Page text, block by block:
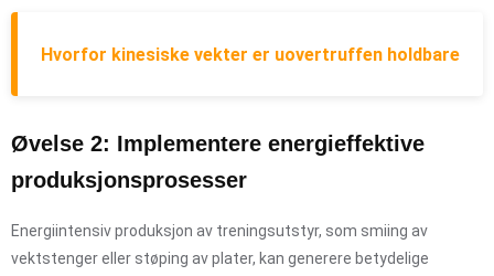
Hvorfor kinesiske vekter er uovertruffen holdbare
Øvelse 2: Implementere energieffektive
produksjonsprosesser
Energiintensiv produksjon av treningsutstyr, som smiing av
vektstenger eller støping av plater, kan generere betydelige